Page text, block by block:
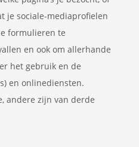
je sociale-mediaprofielen
formulieren te
en ook om allerhande
het gebruik en de
en onlinediensten.
andere zijn van derde